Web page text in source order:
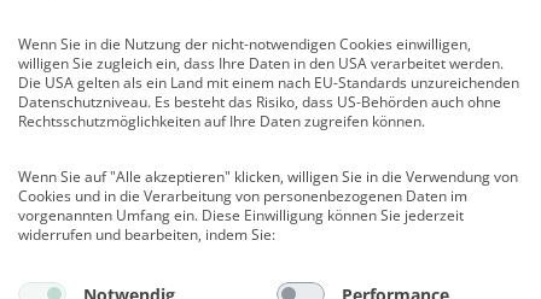
Vertrag widerrufen
Kontakt
Am Köllnischen Park 2
10179 Berlin
E-Mail:verlag@psychologenverlag.de
Leserservice:
Wenn Sie in die Nutzung der nicht-notwendigen Cookies einwilligen,
willigen Sie zugleich ein, dass Ihre Daten in den USA verarbeitet werden.
Die USA gelten als ein Land mit einem nach EU-Standards unzureichenden
Datenschutzniveau. Es besteht das Risiko, dass US-Behörden auch ohne
Rechtsschutzmöglichkeiten auf Ihre Daten zugreifen können.
Wenn Sie auf "Alle akzeptieren" klicken, willigen Sie in die Verwendung von
Cookies und in die Verarbeitung von personenbezogenen Daten im
vorgenannten Umfang ein. Diese Einwilligung können Sie jederzeit
widerrufen und bearbeiten, indem Sie:
Notwendig Performance